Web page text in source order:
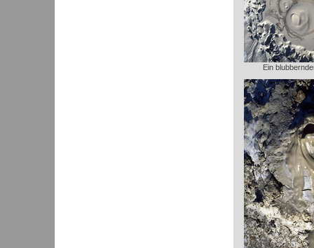
Ein